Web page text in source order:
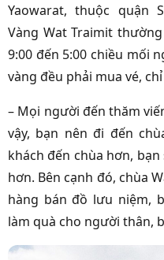
Yaowarat, thuộc quận
Vàng Wat Traimit
9:00 đến 5:00 chiều mối
vàng đều phải mua vé,
– Mọi người đến thăm
vậy, bạn nên đi đến
khách đến chùa hơn,
hơn. Bên cạnh đó, chùa
hàng bán đồ lưu niệm,
làm quà cho người thân,